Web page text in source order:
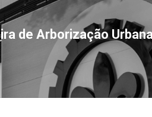
de Arborização